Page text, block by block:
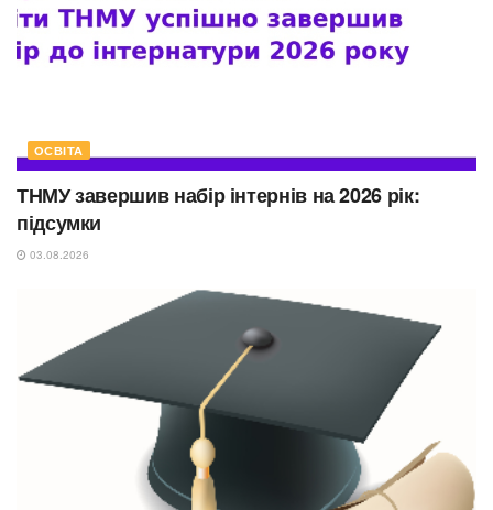
ОСВІТА
ТНМУ завершив набір інтернів на 2026 рік:
підсумки
03.08.2026